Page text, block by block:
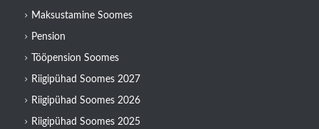
Maksustamine Soomes
Pension
Tööpension Soomes
Riigipühad Soomes 2027
Riigipühad Soomes 2026
Riigipühad Soomes 2025